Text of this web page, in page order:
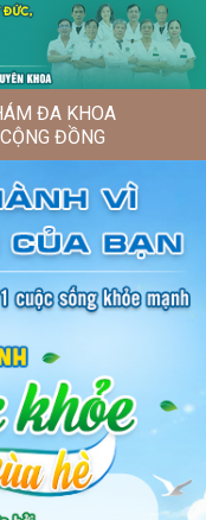
ĐA KHOA
ĐỒNG